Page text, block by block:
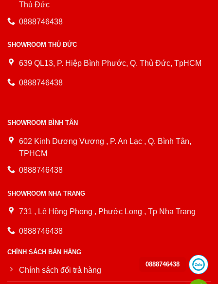
Thủ Đức
0888746438
SHOWROOM THỦ ĐỨC
639 QL13, P. Hiệp Bình Phước, Q. Thủ Đức, TpHCM
0888746438
SHOWROOM BÌNH TÂN
602 Kinh Dương Vương , P. An Lạc , Q. Bình Tân,
TPHCM
0888746438
SHOWROOM NHA TRANG
731 , Lê Hồng Phong , Phước Long , Tp Nha Trang
0888746438
CHÍNH SÁCH BÁN HÀNG
Chính sách đổi trả hàng
0888746438